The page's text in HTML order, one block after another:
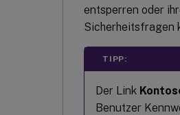
entsperren oder
Sicherheitsfragen
TIPP:
Der Link
Benutzer